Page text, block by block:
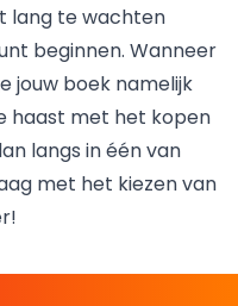
lang te wachten
beginnen. Wanneer
jouw boek namelijk
haast met het kopen
langs in één van
met het kiezen van